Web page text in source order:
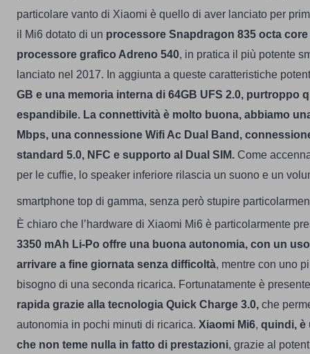
particolare vanto di Xiaomi è quello di aver lanciato per
il Mi6 dotato di un processore Snapdragon 835 octa core
processore grafico Adreno 540, in pratica il più potente
lanciato nel 2017. In aggiunta a queste caratteristiche
GB e una memoria interna di 64GB UFS 2.0, purtroppo
espandibile. La connettività è molto buona, abbiamo
Mbps, una connessione Wifi Ac Dual Band,
standard 5.0, NFC e supporto al Dual SIM. Come
per le cuffie, lo speaker inferiore rilascia un suono e un
smartphone top di gamma, senza però stupire
È chiaro che l’hardware di Xiaomi Mi6 è particolarmente
3350 mAh Li-Po offre una buona autonomia, con un
arrivare a fine giornata senza difficoltà, mentre con uno
bisogno di una seconda ricarica. Fortunatamente è
rapida grazie alla tecnologia Quick Charge 3.0, che
autonomia in pochi minuti di ricarica. Xiaomi Mi6, quindi, è
che non teme nulla in fatto di prestazioni, grazie al